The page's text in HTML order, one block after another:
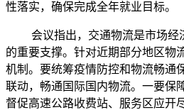
性落实，确保完成全年就业目标。
会议指出，交通物流是市场经
的重要支撑。针对近期部分地区物
机制。要统筹疫情防控和物流畅通
联动，畅通国际国内物流。一要保
督促高速公路收费站、服务区应开